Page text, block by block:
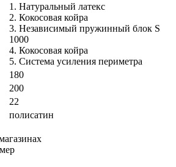
1. Натуральный латекс
2. Кокосовая койра
3. Независимый пружинный блок S
1000
4. Кокосовая койра
5. Система усиления периметра
180
200
22
полисатин